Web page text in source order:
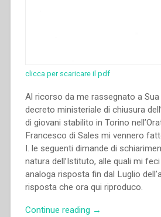
clicca per scaricare il pdf
Al ricorso da me rassegnato a
decreto ministeriale di chiusura
di giovani stabilito in Torino
Francesco di Sales mi vennero
I. le seguenti dimande di
natura dell’Istituto, alle quali mi
analoga risposta fin dal Luglio
risposta che ora qui riproduco.
Continue reading “Giovanni
→